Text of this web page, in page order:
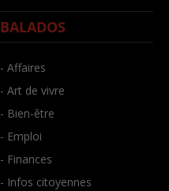
BALADOS
- Affaires
- Art de vivre
- Bien-être
- Emploi
- Finances
- Infos citoyennes